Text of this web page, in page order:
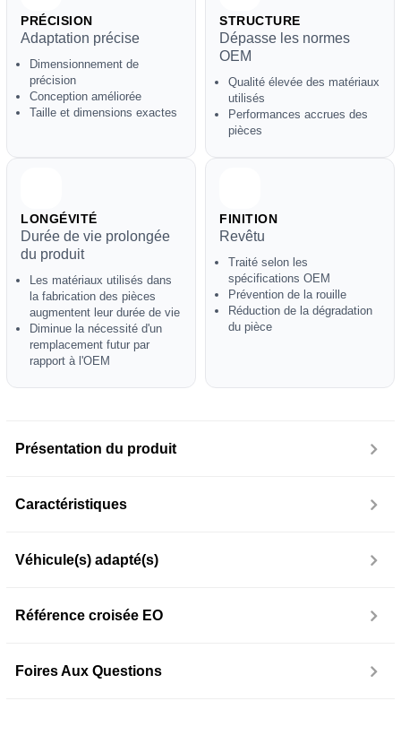
PRÉCISION
Adaptation précise
Dimensionnement de
précision
Conception améliorée
Taille et dimensions exactes
STRUCTURE
Dépasse les normes
OEM
Qualité élevée des matériaux
utilisés
Performances accrues des
pièces
LONGÉVITÉ
Durée de vie prolongée
du produit
Les matériaux utilisés dans
la fabrication des pièces
augmentent leur durée de vie
Diminue la nécessité d'un
remplacement futur par
rapport à l'OEM
FINITION
Revêtu
Traité selon les
spécifications OEM
Prévention de la rouille
Réduction de la dégradation
du pièce
Présentation du produit
Caractéristiques
Véhicule(s) adapté(s)
Référence croisée EO
Foires Aux Questions